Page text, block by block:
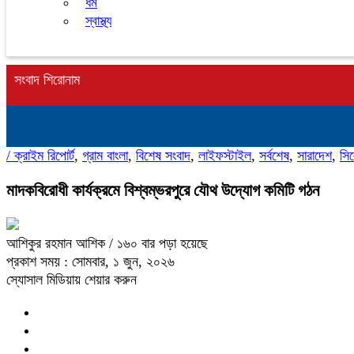
স্বাস্থ্য
সংবাদ শিরোনাম
/ক্রাইম রিপোর্ট, গ্রাম বাংলা, বিশেষ সংবাদ, লাইফস্টাইল, সর্বশেষ, সারাদেশ,
মাদকবিরোধী কার্যক্রমে বিশ্বম্ভরপুরে যৌথ উদ্যোগ কমিটি গঠন
আশিকুর রহমান আশিক / ১৬০ বার পড়া হয়েছে
প্রকাশ সময় : সোমবার, ১ জুন, ২০২৬
স্যোসাল মিডিয়ায় শেয়ার করুন